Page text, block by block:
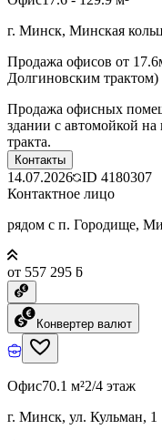
г. Минск, Минская
Продажа офисов от
Долгиновским трактом)
Продажа офисных
здании с автомойкой
тракта.
Контакты
14.07.2026 ID 4180307
Контактное лицо
рядом с п. Городище,
от 557 295 ƃ
Конвертер валют
Офис70.1 м²2/4 этаж
г. Минск, ул. Кульман, 1